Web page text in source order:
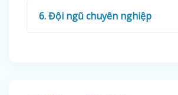
6. Đội ngũ chuyên nghiệp